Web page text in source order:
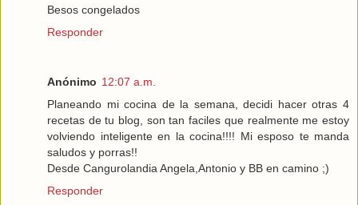
Besos congelados
Responder
Anónimo 12:07 a.m.
Planeando mi cocina de la semana, decidi hacer otras 4
recetas de tu blog, son tan faciles que realmente me estoy
volviendo inteligente en la cocina!!!! Mi esposo te manda
saludos y porras!!
Desde Cangurolandia Angela,Antonio y BB en camino ;)
Responder